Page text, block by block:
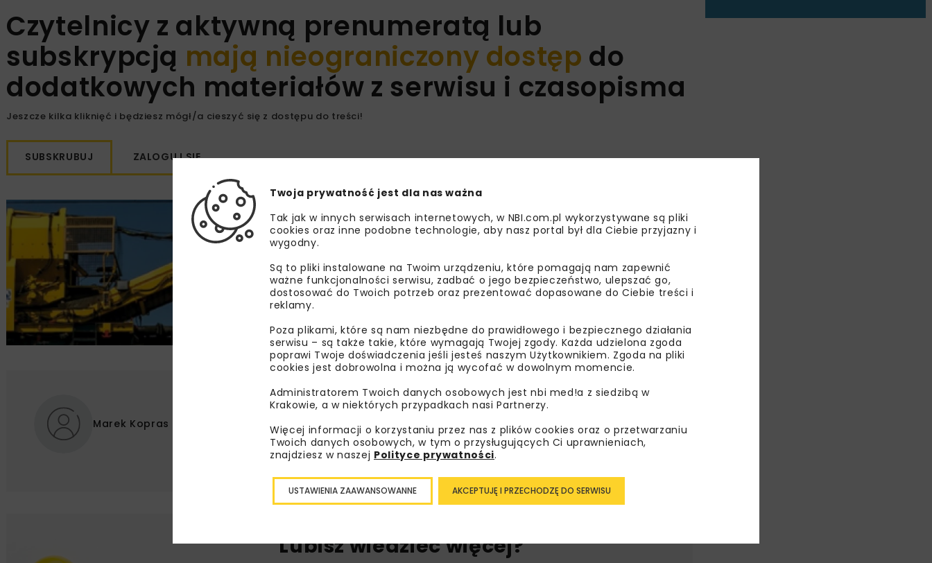
Czytelnicy z aktywną prenumeratą lub
subskrypcją mają nieograniczony dostęp do
dodatkowych materiałów z serwisu i czasopisma
Jeszcze kilka kliknięć i będziesz mógł/a cieszyć się z dostępu do treści!
SUBSKRUBUJ ZALOGUJ SIĘ
Marek Kopras
Lubisz wiedzieć więcej?
Twoja prywatność jest dla nas ważna
Tak jak w innych serwisach internetowych, w NBI.com.pl wykorzystywane są pliki
cookies oraz inne podobne technologie, aby nasz portal był dla Ciebie przyjazny i
wygodny.
Są to pliki instalowane na Twoim urządzeniu, które pomagają nam zapewnić
ważne funkcjonalności serwisu, zadbać o jego bezpieczeństwo, ulepszać go,
dostosować do Twoich potrzeb oraz prezentować dopasowane do Ciebie treści i
reklamy.
Poza plikami, które są nam niezbędne do prawidłowego i bezpiecznego działania
serwisu – są także takie, które wymagają Twojej zgody. Każda udzielona zgoda
poprawi Twoje doświadczenia jeśli jesteś naszym Użytkownikiem. Zgoda na pliki
cookies jest dobrowolna i można ją wycofać w dowolnym momencie.
Administratorem Twoich danych osobowych jest nbi med!a z siedzibą w
Krakowie, a w niektórych przypadkach nasi Partnerzy.
Więcej informacji o korzystaniu przez nas z plików cookies oraz o przetwarzaniu
Twoich danych osobowych, w tym o przysługujących Ci uprawnieniach,
znajdziesz w naszej Polityce prywatności.
AKCEPTUJĘ I PRZECHODZĘ DO SERWISU
USTAWIENIA ZAAWANSOWANNE